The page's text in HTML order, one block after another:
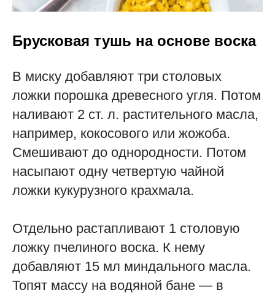
Брусковая тушь на основе воска
В миску добавляют три столовых
ложки порошка древесного угля. Потом
наливают 2 ст. л. растительного масла,
например, кокосового или жожоба.
Смешивают до однородности. Потом
насыпают одну четвертую чайной
ложки кукурузного крахмала.
Отдельно растапливают 1 столовую
ложку пчелиного воска. К нему
добавляют 15 мл миндального масла.
Топят массу на водяной бане — в